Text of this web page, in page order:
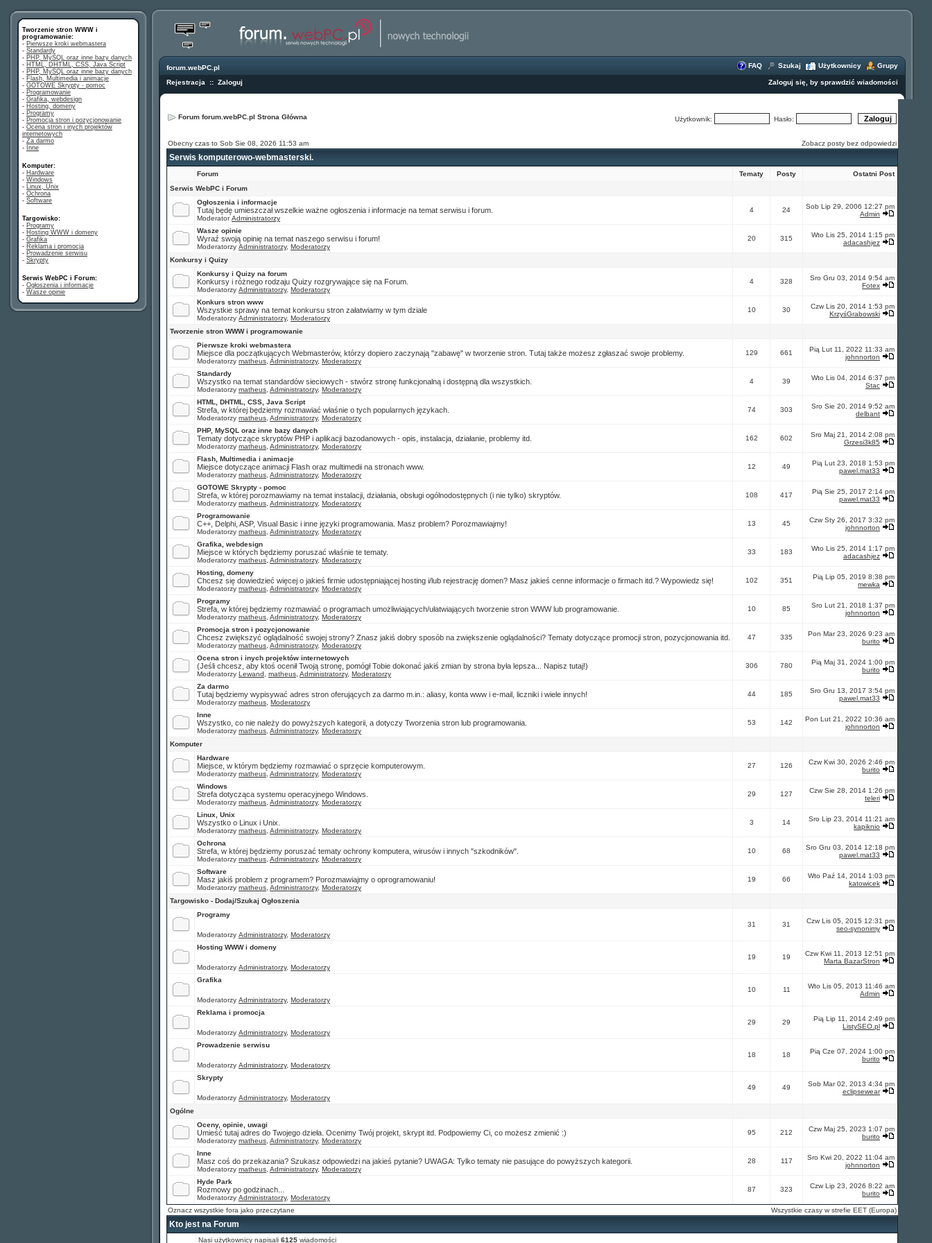
Tworzenie stron WWW i
programowanie:
- Pierwsze kroki webmastera
- Standardy
- PHP, MySQL oraz inne bazy danych
- HTML, DHTML, CSS, Java Script
- PHP, MySQL oraz inne bazy danych
- Flash, Multimedia i animacje
- GOTOWE Skrypty - pomoc
- Programowanie
- Grafika, webdesign
- Hosting, domeny
- Programy
- Promocja stron i pozycjonowanie
- Ocena stron i inych projektów
internetowych
- Za darmo
- Inne
Komputer:
- Hardware
- Windows
- Linux, Unix
- Ochrona
- Software
Targowisko:
- Programy
- Hosting WWW i domeny
- Grafika
- Reklama i promocja
- Prowadzenie serwisu
- Skrypty
Serwis WebPC i Forum:
- Ogłoszenia i informacje
- Wasze opinie
forum.webPC.pl FAQ Szukaj Użytkownicy Grupy
Rejestracja :: Zaloguj Zaloguj się, by sprawdzić wiadomości
Forum forum.webPC.pl Strona Główna Użytkownik: Hasło:
Obecny czas to Sob Sie 08, 2026 11:53 am Zobacz posty bez odpowiedzi
Serwis komputerowo-webmasterski.
Forum Tematy Posty
Ostatni Post
Serwis WebPC i Forum
Ogłoszenia i informacje
Tutaj będę umieszczał wszelkie ważne ogłoszenia i informacje na temat serwisu i forum.
ModeratorAdministratorzy
4 24
Sob Lip 29, 2006 12:27 pm
Admin
Wasze opinie
Wyraź swoją opinię na temat naszego serwisu i forum!
Moderatorzy Administratorzy, Moderatorzy
20 315
Wto Lis 25, 2014 1:15 pm
adacashjez
Konkursy i Quizy
Konkursy i Quizy na forum
Konkursy i różnego rodzaju Quizy rozgrywające się na Forum.
Moderatorzy Administratorzy, Moderatorzy
4 328
Sro Gru 03, 2014 9:54 am
Fotex
Konkurs stron www
Wszystkie sprawy na temat konkursu stron załatwiamy w tym dziale
Moderatorzy Administratorzy, Moderatorzy
10 30
Czw Lis 20, 2014 1:53 pm
KrzyśGrabowski
Tworzenie stron WWW i programowanie
Pierwsze kroki webmastera
Miejsce dla początkujących Webmasterów, którzy dopiero zaczynają "zabawę" w tworzenie stron. Tutaj także możesz zgłaszać swoje problemy.
Moderatorzy matheus Administratorzy, Moderatorzy
129 661
Pią Lut 11, 2022 11:33 am
johnnorton
Standardy
Wszystko na temat standardów sieciowych - stwórz stronę funkcjonalną i dostępną dla wszystkich.
Moderatorzy matheus Administratorzy, Moderatorzy
4 39
Wto Lis 04, 2014 6:37 pm
Stac
HTML, DHTML, CSS, Java Script
Strefa, w której będziemy rozmawiać właśnie o tych popularnych językach.
Moderatorzy matheus Administratorzy, Moderatorzy
74 303
Sro Sie 20, 2014 9:52 am
delbant
PHP, MySQL oraz inne bazy danych
Tematy dotyczące skryptów PHP i aplikacji bazodanowych - opis, instalacja, działanie, problemy itd.
Moderatorzy matheus Administratorzy, Moderatorzy
162 602
Sro Maj 21, 2014 2:08 pm
Grzesi3k85
Flash, Multimedia i animacje
Miejsce dotyczące animacji Flash oraz multimedii na stronach www.
Moderatorzy matheus Administratorzy, Moderatorzy
12 49
Pią Lut 23, 2018 1:53 pm
pawel.mat33
GOTOWE Skrypty - pomoc
Strefa, w której porozmawiamy na temat instalacji, działania, obsługi ogólnodostępnych (i nie tylko) skryptów.
Moderatorzy matheus Administratorzy, Moderatorzy
108 417
Pią Sie 25, 2017 2:14 pm
pawel.mat33
Programowanie
C++, Delphi, ASP, Visual Basic i inne języki programowania. Masz problem? Porozmawiajmy!
Moderatorzy matheus Administratorzy, Moderatorzy
13 45
Czw Sty 26, 2017 3:32 pm
johnnorton
Grafika, webdesign
Miejsce w których będziemy poruszać właśnie te tematy.
Moderatorzy matheus Administratorzy, Moderatorzy
33 183
Wto Lis 25, 2014 1:17 pm
adacashjez
Hosting, domeny
Chcesz się dowiedzieć więcej o jakieś firmie udostępniającej hosting i/lub rejestrację domen? Masz jakieś cenne informacje o firmach itd.? Wypowiedz się!
Moderatorzy matheus Administratorzy, Moderatorzy
102 351
Pią Lip 05, 2019 8:38 pm
mewka
Programy
Strefa, w której będziemy rozmawiać o programach umożliwiających/ułatwiających tworzenie stron WWW lub programowanie.
Moderatorzy matheus Administratorzy, Moderatorzy
10 85
Sro Lut 21, 2018 1:37 pm
johnnorton
Promocja stron i pozycjonowanie
Chcesz zwiększyć oglądalność swojej strony? Znasz jakiś dobry sposób na zwiększenie oglądalności? Tematy dotyczące promocji stron, pozycjonowania itd.
Moderatorzy matheus Administratorzy, Moderatorzy
47 335
Pon Mar 23, 2026 9:23 am
burito
Ocena stron i inych projektów internetowych
(Jeśli chcesz, aby ktoś ocenił Twoją stronę, pomógł Tobie dokonać jakiś zmian by strona była lepsza... Napisz tutaj!)
Moderatorzy Lewand matheus Administratorzy, Moderatorzy
306 780
Pią Maj 31, 2024 1:00 pm
burito
Za darmo
Tutaj będziemy wypisywać adres stron oferujących za darmo m.in.: aliasy, konta www i e-mail, liczniki i wiele innych!
Moderatorzy matheus Moderatorzy
44 185
Sro Gru 13, 2017 3:54 pm
pawel.mat33
Inne
Wszystko, co nie należy do powyższych kategorii, a dotyczy Tworzenia stron lub programowania.
Moderatorzy matheus Administratorzy, Moderatorzy
53 142
Pon Lut 21, 2022 10:36 am
johnnorton
Komputer
Hardware
Miejsce, w którym będziemy rozmawiać o sprzęcie komputerowym.
Moderatorzy matheus Administratorzy, Moderatorzy
27 126
Czw Kwi 30, 2026 2:46 pm
burito
Windows
Strefa dotycząca systemu operacyjnego Windows.
Moderatorzy matheus Administratorzy, Moderatorzy
29 127
Czw Sie 28, 2014 1:26 pm
teleri
Linux, Unix
Wszystko o Linux i Unix.
Moderatorzy matheus Administratorzy, Moderatorzy
3 14
Sro Lip 23, 2014 11:21 am
kapiknio
Ochrona
Strefa, w której będziemy poruszać tematy ochrony komputera, wirusów i innych "szkodników".
Moderatorzy matheus Administratorzy, Moderatorzy
10 68
Sro Gru 03, 2014 12:18 pm
pawel.mat33
Software
Masz jakiś problem z programem? Porozmawiajmy o oprogramowaniu!
Moderatorzy matheus Administratorzy, Moderatorzy
19 66
Wto Paź 14, 2014 1:03 pm
katowicek
Targowisko - Dodaj/Szukaj Ogłoszenia
Programy
Moderatorzy Administratorzy, Moderatorzy
31 31
Czw Lis 05, 2015 12:31 pm
seo-synonimy
Hosting WWW i domeny
Moderatorzy Administratorzy, Moderatorzy
19 19
Czw Kwi 11, 2013 12:51 pm
Marta BazarStron
Grafika
Moderatorzy Administratorzy, Moderatorzy
10 11
Wto Lis 05, 2013 11:46 am
Admin
Reklama i promocja
Moderatorzy Administratorzy, Moderatorzy
29 29
Pią Lip 11, 2014 2:49 pm
ListySEO.pl
Prowadzenie serwisu
Moderatorzy Administratorzy, Moderatorzy
18 18
Pią Cze 07, 2024 1:00 pm
burito
Skrypty
Moderatorzy Administratorzy, Moderatorzy
49 49
Sob Mar 02, 2013 4:34 pm
eclipsewear
Ogólne
Oceny, opinie, uwagi
Umieść tutaj adres do Twojego dzieła. Ocenimy Twój projekt, skrypt itd. Podpowiemy Ci, co możesz zmienić :)
Moderatorzy matheus Administratorzy, Moderatorzy
95 212
Czw Maj 25, 2023 1:07 pm
burito
Inne
Masz coś do przekazania? Szukasz odpowiedzi na jakieś pytanie? UWAGA: Tylko tematy nie pasujące do powyższych kategorii.
Moderatorzy matheus Administratorzy, Moderatorzy
28 117
Sro Kwi 20, 2022 11:04 am
johnnorton
Hyde Park
Rozmowy po godzinach...
Moderatorzy Administratorzy, Moderatorzy
87 323
Czw Lip 23, 2026 8:22 am
burito
Oznacz wszystkie fora jako przeczytane Wszystkie czasy w strefie EET (Europa)
Kto jest na Forum
Nasi użytkownicy napisali 6125 wiadomości